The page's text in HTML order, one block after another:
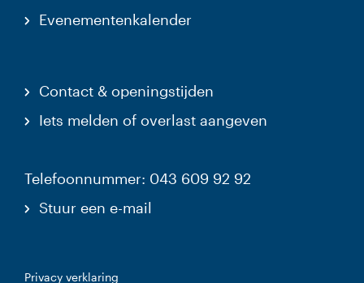
Evenementenkalender
Contact & openingstijden
Iets melden of overlast aangeven
Telefoonnummer: 043 609 92 92
Stuur een e-mail
Privacy verklaring